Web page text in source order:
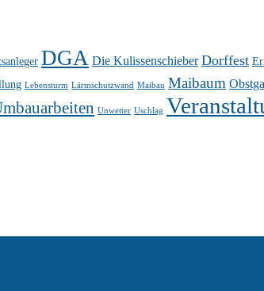
DGA Die Kulissenschieber Dorffest
Lebensturm Lärmschutzwand Maibau Maibaum
Unwetter Uschlag